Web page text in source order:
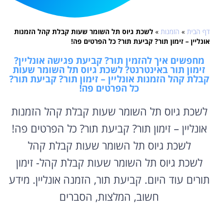
דף הבית » הזמנות » לשכת גיוס תל השומר שעות קבלת קהל הזמנות
אונליין – זימון תור? קביעת תור? כל הפרטים פה!
מחפשים איך להזמין תור? קביעת פגישה אונליין?
זימון תור באינטרנט? לשכת גיוס תל השומר שעות
קבלת קהל הזמנות אונליין – זימון תור? קביעת תור?
כל הפרטים פה!
לשכת גיוס תל השומר שעות קבלת קהל הזמנות
אונליין – זימון תור? קביעת תור? כל הפרטים פה!
לשכת גיוס תל השומר שעות קבלת קהל
לשכת גיוס תל השומר שעות קבלת קהל- זימון
תורים עוד היום. קביעת תור, הזמנה אונליין. מידע
חשוב, המלצות, הסברים